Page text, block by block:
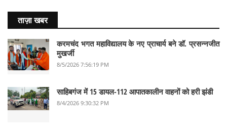
ताज़ा खबर
करमचंद भगत महाविद्यालय के नए प्राचार्य बने डॉ. प्रसन्नजीत
मुखर्जी
8/5/2026 7:56:19 PM
साहिबगंज में 15 डायल-112 आपातकालीन वाहनों को हरी झंडी
8/4/2026 9:30:32 PM